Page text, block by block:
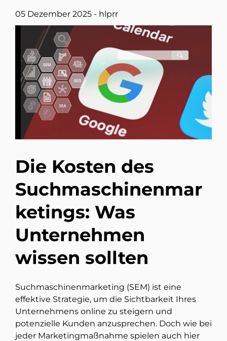
05 Dezember 2025 - hlprr
Die Kosten des
Suchmaschinenmar
ketings: Was
Unternehmen
wissen sollten
Suchmaschinenmarketing (SEM) ist eine
effektive Strategie, um die Sichtbarkeit Ihres
Unternehmens online zu steigern und
potenzielle Kunden anzusprechen. Doch wie bei
jeder Marketingmaßnahme spielen auch hier